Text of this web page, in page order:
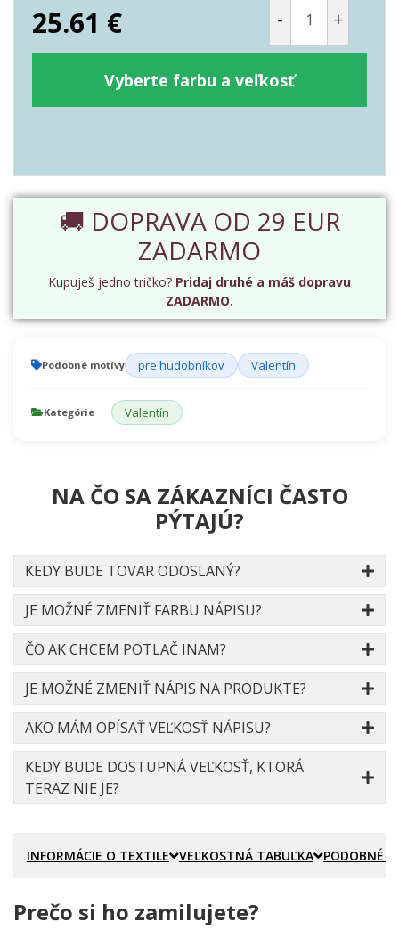
25.61 € - +
Vyberte farbu a veľkosť
🚚 DOPRAVA OD 29 EUR
ZADARMO
Kupuješ jedno tričko? Pridaj druhé a máš dopravu
ZADARMO.
Podobné motívy pre hudobníkov Valentín
Kategórie Valentín
NA ČO SA ZÁKAZNÍCI ČASTO
PÝTAJÚ?
KEDY BUDE TOVAR ODOSLANÝ?
JE MOŽNÉ ZMENIŤ FARBU NÁPISU?
ČO AK CHCEM POTLAČ INAM?
JE MOŽNÉ ZMENIŤ NÁPIS NA PRODUKTE?
AKO MÁM OPÍSAŤ VEĽKOSŤ NÁPISU?
KEDY BUDE DOSTUPNÁ VEĽKOSŤ, KTORÁ
TERAZ NIE JE?
INFORMÁCIE O TEXTILE VEĽKOSTNÁ TABUĽKA PODOBNÉ
Prečo si ho zamilujete?